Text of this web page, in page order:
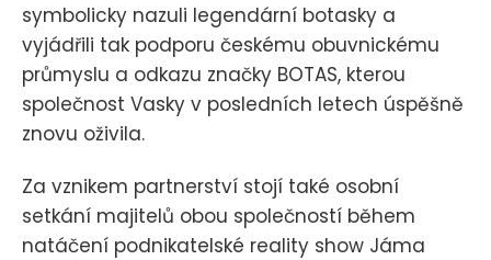
symbolicky nazuli legendární botasky a
vyjádřili tak podporu českému obuvnickému
průmyslu a odkazu značky BOTAS, kterou
společnost Vasky v posledních letech úspěšně
znovu oživila.
Za vznikem partnerství stojí také osobní
setkání majitelů obou společností během
natáčení podnikatelské reality show Jáma